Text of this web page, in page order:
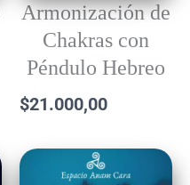
Armonización de
Chakras con
Péndulo Hebreo
$21.000,00